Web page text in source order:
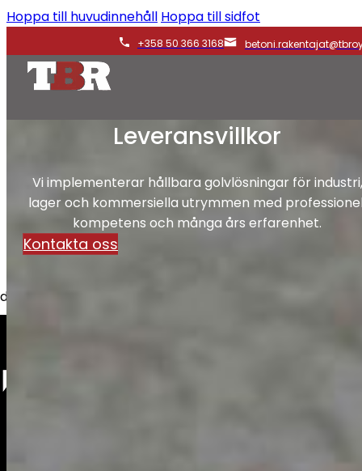
Hoppa till huvudinnehåll Hoppa till sidfot
+358 50 366 3168
bostadsbolag och företag.
Leveransvillkor
Vi implementerar hållbara golvlösningar för industri,
lager och kommersiella utrymmen med
kompetens och många års erfarenhet.
Kontakta oss